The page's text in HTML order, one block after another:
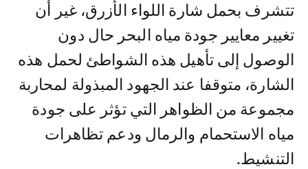
تتشرف بحمل شارة اللواء الأزرق، غير أن
تغيير معايير جودة مياه البحر حال دون
الوصول إلى تأهيل هذه الشواطئ لحمل هذه
الشارة، متوقفا عند الجهود المبذولة لمحاربة
مجموعة من الظواهر التي تؤثر على جودة
مياه الاستحمام والرمال ودعم تظاهرات
التنشيط.